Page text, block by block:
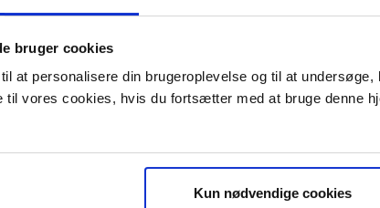
bruger cookies
at personalisere din brugeroplevelse og til at
til vores cookies, hvis du fortsætter med at bruge denne
Kun nødvendige cookies